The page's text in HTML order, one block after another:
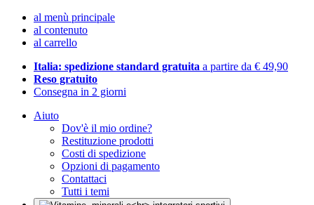
al menù principale
al contenuto
al carrello
Italia: spedizione standard gratuita a partire da € 49,90
Reso gratuito
Consegna in 2 giorni
Aiuto
Dov'è il mio ordine?
Restituzione prodotti
Costi di spedizione
Opzioni di pagamento
Contattaci
Tutti i temi